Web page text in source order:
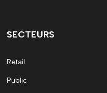
SECTEURS
Retail
Public